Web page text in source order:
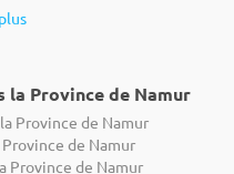
la Province de Namur
Province de Namur
de Namur
Province de Namur